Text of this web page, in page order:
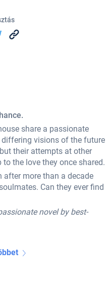
share a passionate
visions of the future
their attempts at other
the love they once shared.
after more than a decade
Can they ever find
novel by best-